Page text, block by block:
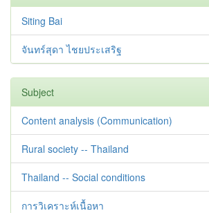
Siting Bai
จันทร์สุดา ไชยประเสริฐ
Subject
Content analysis (Communication)
Rural society -- Thailand
Thailand -- Social conditions
การวิเคราะห์เนื้อหา